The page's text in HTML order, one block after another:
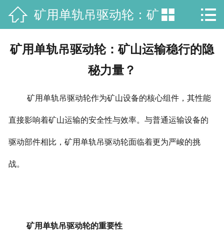
 网站首页
厂房场景
新闻资讯
 矿用单轨吊驱动轮：矿
山运输稳行的隐秘力
量？
 
矿用单轨吊驱动轮：矿山运输稳行的隐
秘力量？
矿用单轨吊驱动轮作为矿山设备的核心组件，其性能
直接影响着矿山运输的安全性与效率。与普通运输设备的
驱动部件相比，矿用单轨吊驱动轮面临着更为严峻的挑
战。
矿用单轨吊驱动轮的重要性